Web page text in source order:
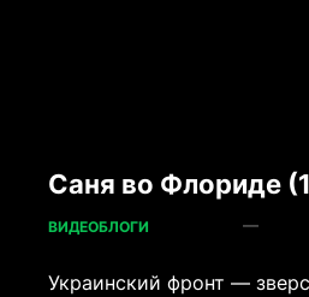
Саня во Флориде
ВИДЕОБЛОГИ —
Украинский фронт —